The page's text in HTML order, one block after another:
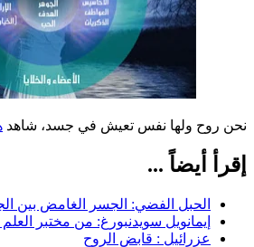
نحن روح ولها نفس تعيش في جسد، شاهد
إقرأ أيضاً ...
الحبل الفضي: الجسر الغامض بين
إيمانويل سويدنبورغ: من مختبر
عزرائيل : قابض الروح